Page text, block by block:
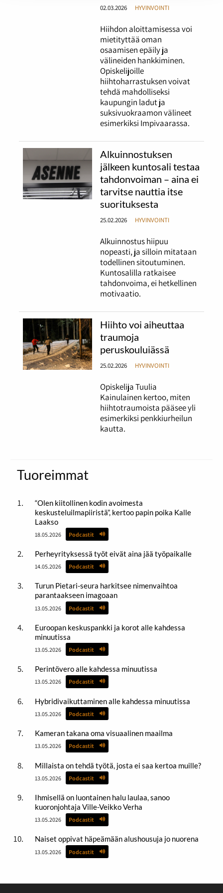
02.03.2026 HYVINVOINTI
Hiihdon aloittamisessa voi
mietityttää oman
osaamisen epäily ja
välineiden hankkiminen.
Opiskelijoille
hiihtoharrastuksen voivat
tehdä mahdolliseksi
kaupungin ladut ja
suksivuokraamon välineet
esimerkiksi Impivaarassa.
Alkuinnostuksen
jälkeen kuntosali testaa
tahdonvoiman – aina ei
tarvitse nauttia itse
suorituksesta
25.02.2026 HYVINVOINTI
Alkuinnostus hiipuu
nopeasti, ja silloin mitataan
todellinen sitoutuminen.
Kuntosalilla ratkaisee
tahdonvoima, ei hetkellinen
motivaatio.
Hiihto voi aiheuttaa
traumoja
peruskouluiässä
25.02.2026 HYVINVOINTI
Opiskelija Tuulia
Kainulainen kertoo, miten
hiihtotraumoista pääsee yli
esimerkiksi penkkiurheilun
kautta.
Tuoreimmat
“Olen kiitollinen kodin avoimesta
keskusteluilmapiiristä”, kertoo papin poika Kalle
Laakso
18.05.2026 Podcastit
Perheyrityksessä työt eivät aina jää työpaikalle
14.05.2026 Podcastit
Turun Pietari-seura harkitsee nimenvaihtoa
parantaakseen imagoaan
13.05.2026 Podcastit
Euroopan keskuspankki ja korot alle kahdessa
minuutissa
13.05.2026 Podcastit
Perintövero alle kahdessa minuutissa
13.05.2026 Podcastit
Hybridivaikuttaminen alle kahdessa minuutissa
13.05.2026 Podcastit
Kameran takana oma visuaalinen maailma
13.05.2026 Podcastit
Millaista on tehdä työtä, josta ei saa kertoa muille?
13.05.2026 Podcastit
Ihmisellä on luontainen halu laulaa, sanoo
kuoronjohtaja Ville-Veikko Verha
13.05.2026 Podcastit
Naiset oppivat häpeämään alushousuja jo nuorena
13.05.2026 Podcastit